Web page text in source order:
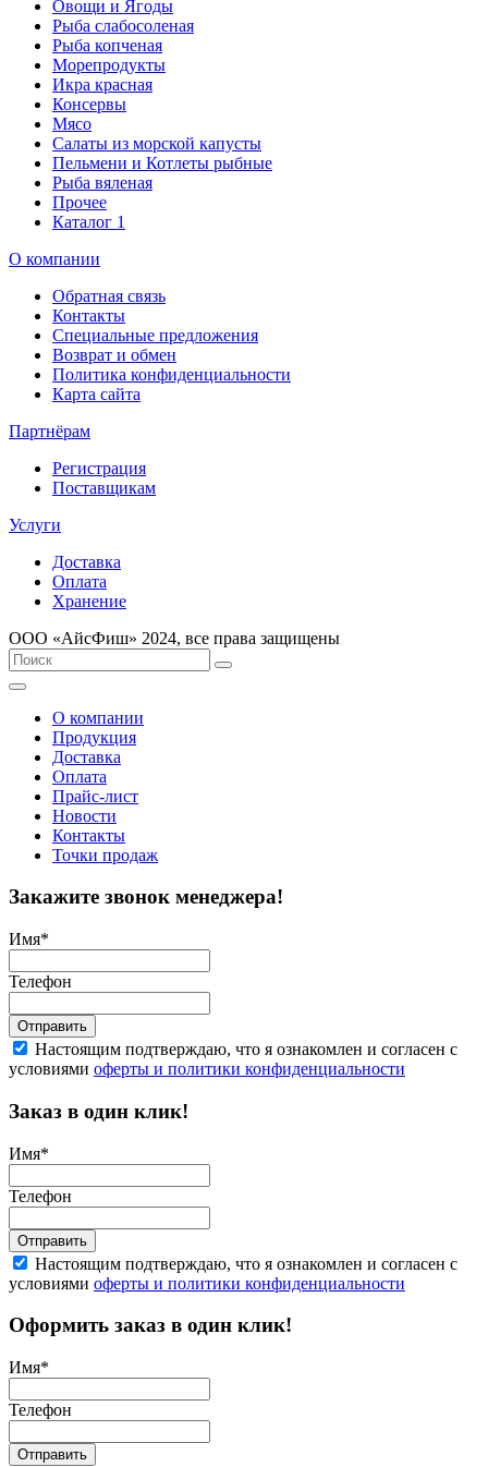
Овощи и Ягоды
Рыба слабосоленая
Рыба копченая
Морепродукты
Икра красная
Консервы
Мясо
Салаты из морской капусты
Пельмени и Котлеты рыбные
Рыба вяленая
Прочее
Каталог 1
О компании
Обратная связь
Контакты
Специальные предложения
Возврат и обмен
Политика конфиденциальности
Карта сайта
Партнёрам
Регистрация
Поставщикам
Услуги
Доставка
Оплата
Хранение
ООО «AйсФиш» 2024, все права защищены
О компании
Продукция
Доставка
Оплата
Прайс-лист
Новости
Контакты
Точки продаж
Закажите звонок менеджера!
Имя*
Телефон
Отправить
Настоящим подтверждаю, что я ознакомлен и согласен с
условиями оферты и политики конфиденциальности
Заказ в один клик!
Имя*
Телефон
Отправить
Настоящим подтверждаю, что я ознакомлен и согласен с
условиями оферты и политики конфиденциальности
Оформить заказ в один клик!
Имя*
Телефон
Отправить